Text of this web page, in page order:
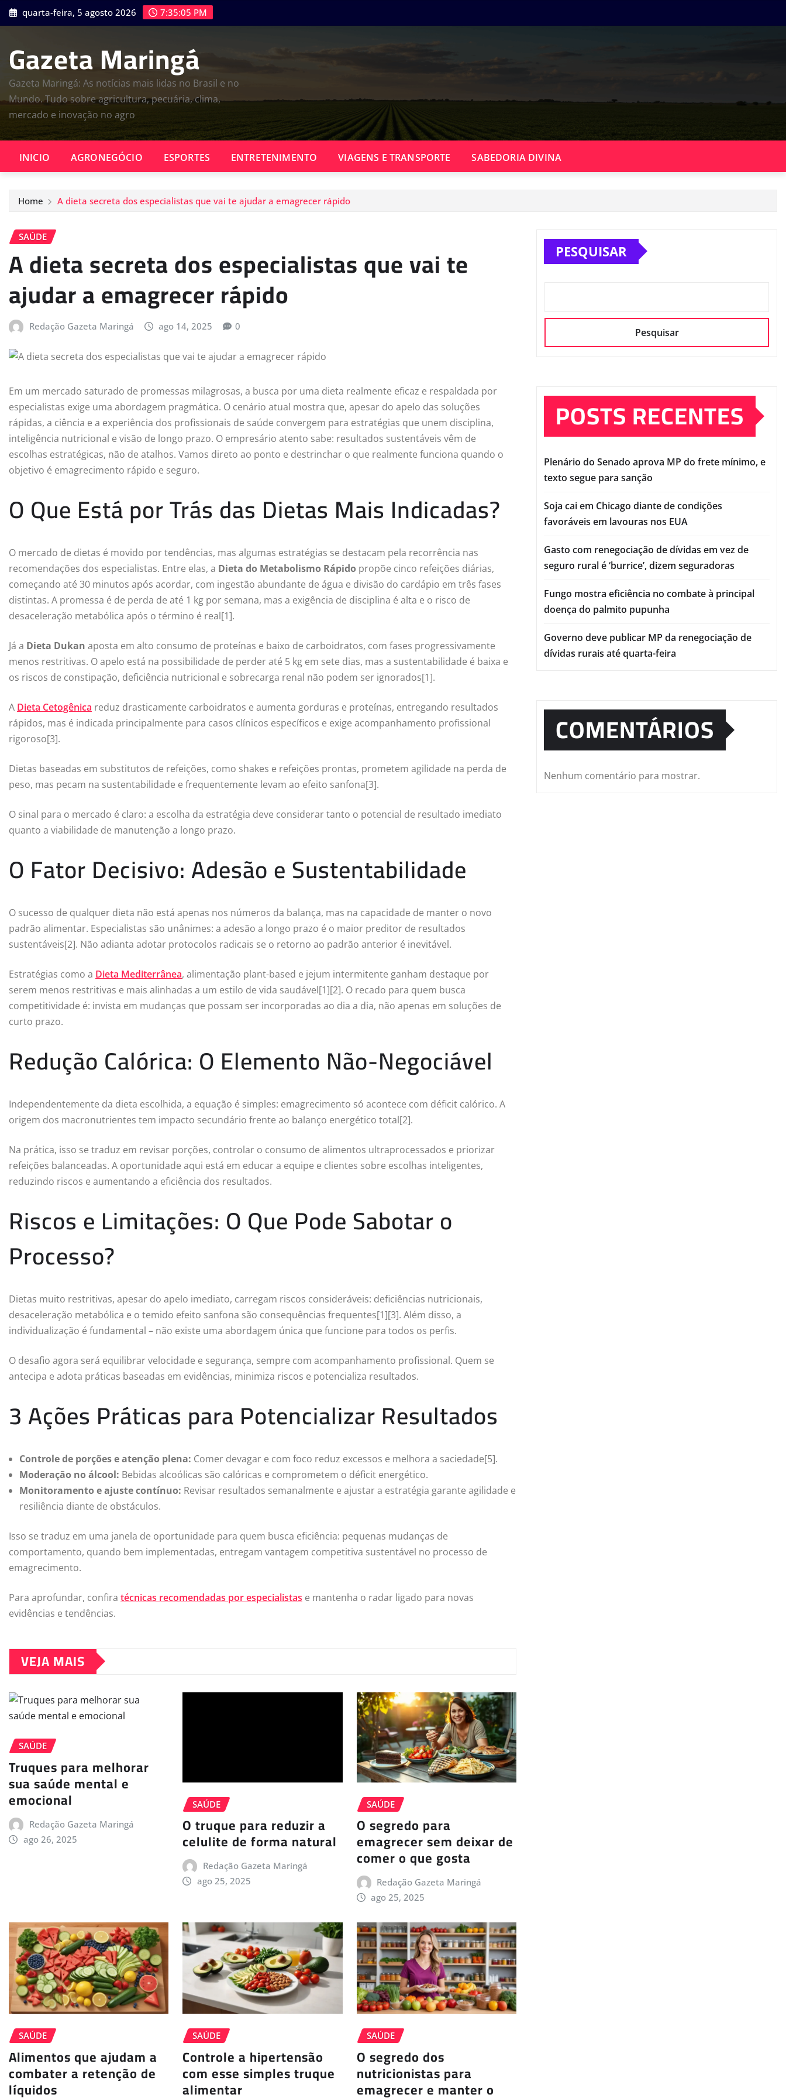
Skip
to
quarta-feira, 5 agosto 2026 7:35:06 PM
Gazeta Maringá
Gazeta Maringá: As notícias mais lidas no Brasil e no
Mundo. Tudo sobre agricultura, pecuária, clima,
mercado e inovação no agro
INICIO AGRONEGÓCIO ESPORTES ENTRETENIMENTO VIAGENS E TRANSPORTE SABEDORIA DIVINA
Home A dieta secreta dos especialistas que vai te ajudar a emagrecer rápido
SAÚDE
A dieta secreta dos especialistas que vai te
ajudar a emagrecer rápido
Redação Gazeta Maringá ago 14, 2025 0
Em um mercado saturado de promessas milagrosas, a busca por uma dieta realmente eficaz e respaldada por
especialistas exige uma abordagem pragmática. O cenário atual mostra que, apesar do apelo das soluções
rápidas, a ciência e a experiência dos profissionais de saúde convergem para estratégias que unem disciplina,
inteligência nutricional e visão de longo prazo. O empresário atento sabe: resultados sustentáveis vêm de
escolhas estratégicas, não de atalhos. Vamos direto ao ponto e destrinchar o que realmente funciona quando o
objetivo é emagrecimento rápido e seguro.
O Que Está por Trás das Dietas Mais Indicadas?
O mercado de dietas é movido por tendências, mas algumas estratégias se destacam pela recorrência nas
recomendações dos especialistas. Entre elas, a Dieta do Metabolismo Rápido propõe cinco refeições diárias,
começando até 30 minutos após acordar, com ingestão abundante de água e divisão do cardápio em três fases
distintas. A promessa é de perda de até 1 kg por semana, mas a exigência de disciplina é alta e o risco de
desaceleração metabólica após o término é real[1].
Já a Dieta Dukan aposta em alto consumo de proteínas e baixo de carboidratos, com fases progressivamente
menos restritivas. O apelo está na possibilidade de perder até 5 kg em sete dias, mas a sustentabilidade é baixa e
os riscos de constipação, deficiência nutricional e sobrecarga renal não podem ser ignorados[1].
A Dieta Cetogênica reduz drasticamente carboidratos e aumenta gorduras e proteínas, entregando resultados
rápidos, mas é indicada principalmente para casos clínicos específicos e exige acompanhamento profissional
rigoroso[3].
Dietas baseadas em substitutos de refeições, como shakes e refeições prontas, prometem agilidade na perda de
peso, mas pecam na sustentabilidade e frequentemente levam ao efeito sanfona[3].
O sinal para o mercado é claro: a escolha da estratégia deve considerar tanto o potencial de resultado imediato
quanto a viabilidade de manutenção a longo prazo.
O Fator Decisivo: Adesão e Sustentabilidade
O sucesso de qualquer dieta não está apenas nos números da balança, mas na capacidade de manter o novo
padrão alimentar. Especialistas são unânimes: a adesão a longo prazo é o maior preditor de resultados
sustentáveis[2]. Não adianta adotar protocolos radicais se o retorno ao padrão anterior é inevitável.
Estratégias como a Dieta Mediterrânea, alimentação plant-based e jejum intermitente ganham destaque por
serem menos restritivas e mais alinhadas a um estilo de vida saudável[1][2]. O recado para quem busca
competitividade é: invista em mudanças que possam ser incorporadas ao dia a dia, não apenas em soluções de
curto prazo.
Redução Calórica: O Elemento Não-Negociável
Independentemente da dieta escolhida, a equação é simples: emagrecimento só acontece com déficit calórico. A
origem dos macronutrientes tem impacto secundário frente ao balanço energético total[2].
Na prática, isso se traduz em revisar porções, controlar o consumo de alimentos ultraprocessados e priorizar
refeições balanceadas. A oportunidade aqui está em educar a equipe e clientes sobre escolhas inteligentes,
reduzindo riscos e aumentando a eficiência dos resultados.
Riscos e Limitações: O Que Pode Sabotar o
Processo?
Dietas muito restritivas, apesar do apelo imediato, carregam riscos consideráveis: deficiências nutricionais,
desaceleração metabólica e o temido efeito sanfona são consequências frequentes[1][3]. Além disso, a
individualização é fundamental – não existe uma abordagem única que funcione para todos os perfis.
O desafio agora será equilibrar velocidade e segurança, sempre com acompanhamento profissional. Quem se
antecipa e adota práticas baseadas em evidências, minimiza riscos e potencializa resultados.
3 Ações Práticas para Potencializar Resultados
Controle de porções e atenção plena: Comer devagar e com foco reduz excessos e melhora a saciedade[5].
Moderação no álcool: Bebidas alcoólicas são calóricas e comprometem o déficit energético.
Monitoramento e ajuste contínuo: Revisar resultados semanalmente e ajustar a estratégia garante agilidade e
resiliência diante de obstáculos.
Isso se traduz em uma janela de oportunidade para quem busca eficiência: pequenas mudanças de
comportamento, quando bem implementadas, entregam vantagem competitiva sustentável no processo de
emagrecimento.
Para aprofundar, confira técnicas recomendadas por especialistas e mantenha o radar ligado para novas
evidências e tendências.
VEJA MAIS
SAÚDE
Truques para melhorar
sua saúde mental e
emocional
Redação Gazeta Maringá
ago 26, 2025
SAÚDE
O truque para reduzir a
celulite de forma natural
Redação Gazeta Maringá
ago 25, 2025
SAÚDE
O segredo para
emagrecer sem deixar de
comer o que gosta
Redação Gazeta Maringá
ago 25, 2025
SAÚDE
Alimentos que ajudam a
combater a retenção de
líquidos
SAÚDE
Controle a hipertensão
com esse simples truque
alimentar
SAÚDE
O segredo dos
nutricionistas para
emagrecer e manter o
PESQUISAR
Pesquisar
POSTS RECENTES
Plenário do Senado aprova MP do frete mínimo, e
texto segue para sanção
Soja cai em Chicago diante de condições
favoráveis em lavouras nos EUA
Gasto com renegociação de dívidas em vez de
seguro rural é ‘burrice’, dizem seguradoras
Fungo mostra eficiência no combate à principal
doença do palmito pupunha
Governo deve publicar MP da renegociação de
dívidas rurais até quarta-feira
COMENTÁRIOS
Nenhum comentário para mostrar.